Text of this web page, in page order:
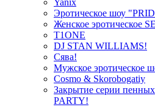
Yanix
Эротическое шоу
Женское эротическое
T1ONE
DJ STAN WILLIAMS!
Сява!
Мужское эротическое
Cosmo & Skorobogatiy
Закрытие серии
PARTY!